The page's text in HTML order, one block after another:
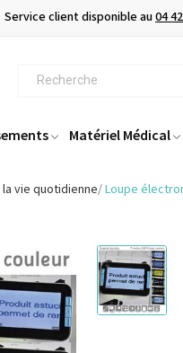
Service client disponible au04
Matériel Médical
vie quotidienne Loupe